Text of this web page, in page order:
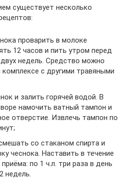
существует несколько
проварить в молоке
12 часов и пить утром перед
недель. Средство можно
комплексе с другими травяными
и залить горячей водой. В
намочить ватный тампон и
отверстие. Извлечь тампон по
со стаканом спирта и
чеснока. Наставить в течение
по 1 ч.л. три раза в день
недель.